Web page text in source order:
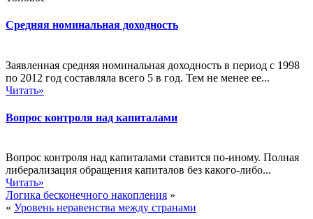
Средняя номинальная доходность
Заявленная средняя номинальная доходность в период с 1998
по 2012 год составляла всего 5 в год. Тем не менее ее...
Читать»
Вопрос контроля над капиталами
Вопрос контроля над капиталами ставится по-иному. Полная
либерализация обращения капиталов без какого-либо...
Читать»
Логика бесконечного накопления »
« Уровень неравенства между странами